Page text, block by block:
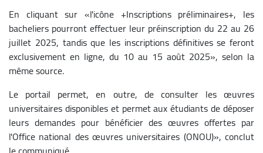
En cliquant sur «l'icône +Inscriptions préliminaires+, les
bacheliers pourront effectuer leur préinscription du 22 au 26
juillet 2025, tandis que les inscriptions définitives se feront
exclusivement en ligne, du 10 au 15 août 2025», selon la
même source.
Le portail permet, en outre, de consulter les œuvres
universitaires disponibles et permet aux étudiants de déposer
leurs demandes pour bénéficier des œuvres offertes par
l'Office national des œuvres universitaires (ONOU)», conclut